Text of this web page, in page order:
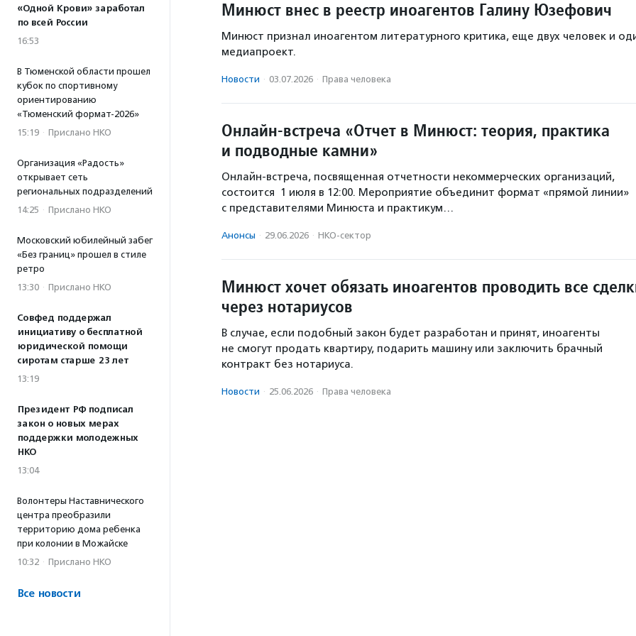
«Одной Крови» заработал
по всей России
16:53
В Тюменской области прошел
кубок по спортивному
ориентированию
«Тюменский формат-2026»
15:19 · Прислано НКО
Организация «Радость»
открывает сеть
региональных подразделений
14:25 · Прислано НКО
Московский юбилейный забег
«Без границ» прошел в стиле
ретро
13:30 · Прислано НКО
Совфед поддержал
инициативу о бесплатной
юридической помощи
сиротам старше 23 лет
13:19
Президент РФ подписал
закон о новых мерах
поддержки молодежных
НКО
13:04
Волонтеры Наставнического
центра преобразили
территорию дома ребенка
при колонии в Можайске
10:32 · Прислано НКО
Все новости
Минюст внес в реестр иноагентов Галину Юзефович
Минюст признал иноагентом литературного критика, еще двух человек и
медиапроект.
Новости · 03.07.2026 · Права человека
Онлайн-встреча «Отчет в Минюст: теория, практика
и подводные камни»
Онлайн-встреча, посвященная отчетности некоммерческих организаций,
состоится 1 июля в 12:00. Мероприятие объединит формат «прямой линии»
с представителями Минюста и практикум…
Анонсы · 29.06.2026 · НКО-сектор
Минюст хочет обязать иноагентов проводить все
через нотариусов
В случае, если подобный закон будет разработан и принят, иноагенты
не смогут продать квартиру, подарить машину или заключить брачный
контракт без нотариуса.
Новости · 25.06.2026 · Права человека